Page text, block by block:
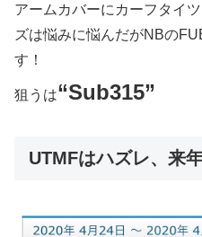
アームカバーにカーフタイ
ズは悩みに悩んだがNBの
す！
狙うは“Sub315”
UTMFはハズレ、来